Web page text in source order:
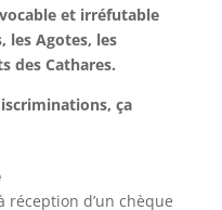
et irréfutable
, les Agotes, les
des Cathares.
ça
réception d’un chèque